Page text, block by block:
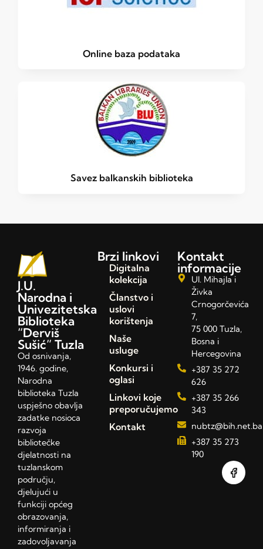
Online baza podataka
Savez balkanskih biblioteka
J.U.
Narodna i
Univezitetska
Biblioteka
“Derviš
Sušić” Tuzla
Od osnivanja,
1946. godine,
Narodna
biblioteka Tuzla
uspješno obavlja
zadatke nosioca
razvoja
bibliotečke
djelatnosti na
tuzlanskom
području,
djelujući u
funkciji općeg
obrazovanja,
informiranja i
zadovoljavanja
Brzi linkovi
Digitalna
kolekcija
Članstvo i
uslovi
korištenja
Naše
usluge
Konkursi i
oglasi
Linkovi koje
preporučujemo
Kontakt
Kontakt
informacije
Ul. Mihajla i
Živka
Crnogorčevića
7,
75 000 Tuzla,
Bosna i
Hercegovina
+387 35 272
626
+387 35 266
343
nubtz@bih.net.ba
+387 35 273
190